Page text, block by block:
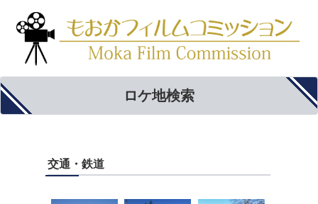
ロケ地検索
交通・鉄道